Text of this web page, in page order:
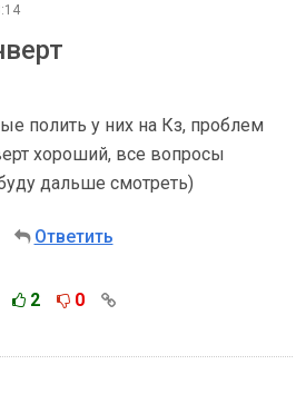
полить у них на Кз, проблем
хороший, все вопросы
дальше смотреть)
Ответить
2 0